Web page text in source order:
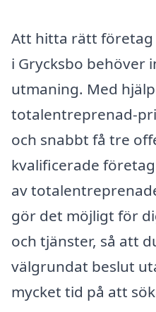
Att hitta rätt
i Grycksbo behöver
utmaning. Med
totalentreprenad-
och snabbt få tre
kvalificerade
av
gör det möjligt för
och tjänster, så att
välgrundat beslut
mycket tid på att